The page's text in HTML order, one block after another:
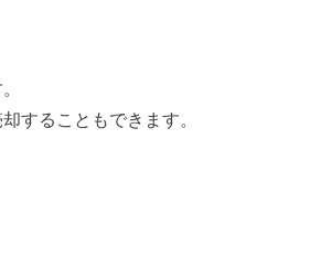
することもできます。